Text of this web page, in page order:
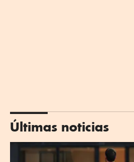
Últimas noticias